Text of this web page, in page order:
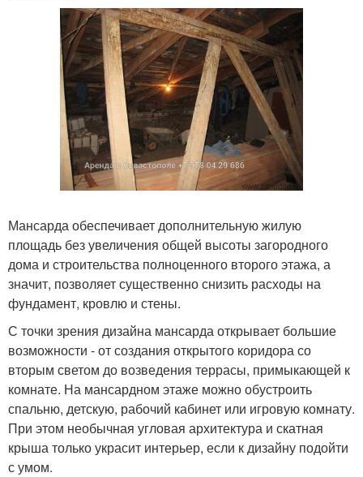
Мансарда обеспечивает дополнительную жилую
площадь без увеличения общей высоты загородного
дома и строительства полноценного второго этажа, а
значит, позволяет существенно снизить расходы на
фундамент, кровлю и стены.
С точки зрения дизайна мансарда открывает большие
возможности - от создания открытого коридора со
вторым светом до возведения террасы, примыкающей к
комнате. На мансардном этаже можно обустроить
спальню, детскую, рабочий кабинет или игровую комнату.
При этом необычная угловая архитектура и скатная
крыша только украсит интерьер, если к дизайну подойти
с умом.